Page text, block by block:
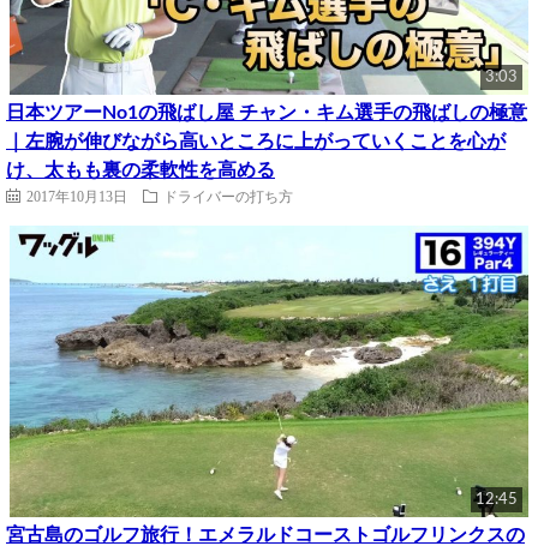
3:03
日本ツアーNo1の飛ばし屋 チャン・キム選手の飛ばしの極意
｜左腕が伸びながら高いところに上がっていくことを心が
け、太もも裏の柔軟性を高める
2017年10月13日 ドライバーの打ち方
12:45
宮古島のゴルフ旅行！エメラルドコーストゴルフリンクスの